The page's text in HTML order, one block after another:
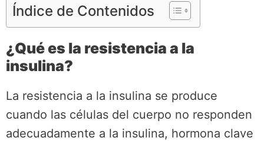
Índice de Contenidos
¿Qué es la resistencia a la
insulina?
La resistencia a la insulina se produce
cuando las células del cuerpo no responden
adecuadamente a la insulina, hormona clave